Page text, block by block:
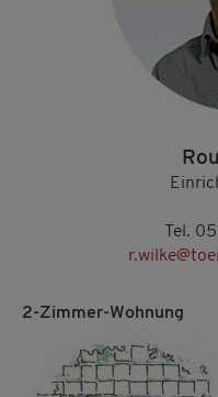
Tel.
2-Zimmer-Wohnung